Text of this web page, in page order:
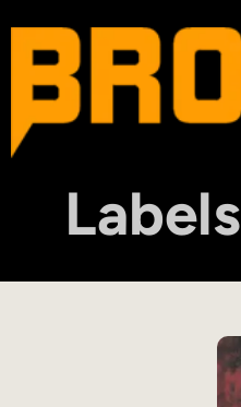
Labels